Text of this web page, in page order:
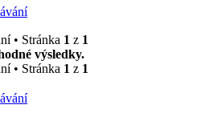
• Stránka 1 z 1
výsledky.
• Stránka 1 z 1